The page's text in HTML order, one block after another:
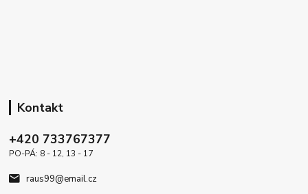
Kontakt
+420 733767377
PO-PÁ: 8 - 12, 13 - 17
raus99@email.cz